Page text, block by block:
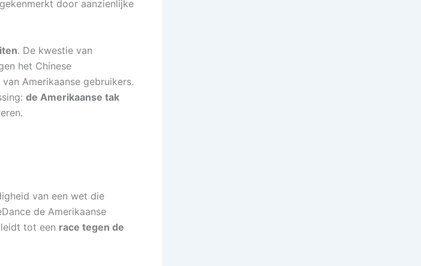
door aanzienlijke
. De kwestie van
het Chinese
Amerikaanse gebruikers.
de Amerikaanse tak
van een wet die
de Amerikaanse
tot een race tegen de